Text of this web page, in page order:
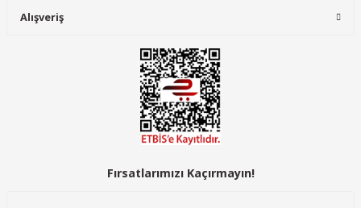
Alışveriş
Fırsatlarımızı Kaçırmayın!